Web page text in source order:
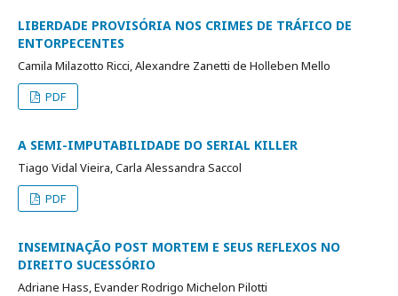
LIBERDADE PROVISÓRIA NOS CRIMES DE TRÁFICO DE
ENTORPECENTES
Camila Milazotto Ricci, Alexandre Zanetti de Holleben Mello
PDF
A SEMI-IMPUTABILIDADE DO SERIAL KILLER
Tiago Vidal Vieira, Carla Alessandra Saccol
PDF
INSEMINAÇÃO POST MORTEM E SEUS REFLEXOS NO
DIREITO SUCESSÓRIO
Adriane Hass, Evander Rodrigo Michelon Pilotti